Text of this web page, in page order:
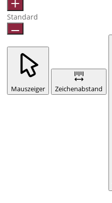
Standard
Mauszeiger Zeichenabstand